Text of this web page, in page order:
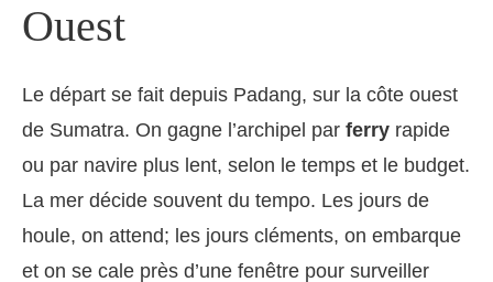
Ouest
Le départ se fait depuis Padang, sur la côte ouest
de Sumatra. On gagne l’archipel par ferry rapide
ou par navire plus lent, selon le temps et le budget.
La mer décide souvent du tempo. Les jours de
houle, on attend; les jours cléments, on embarque
et on se cale près d’une fenêtre pour surveiller